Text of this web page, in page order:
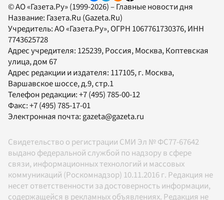
© АО «Газета.Ру» (1999-2026) – Главные новости дня
Название: Газета.Ru (Gazeta.Ru)
Учредитель:АО «Газета.Ру», ОГРН 1067761730376, ИНН
7743625728
Адрес учредителя: 125239, Россия, Москва, Коптевская
улица, дом 67
Адрес редакции и издателя: 117105, г. Москва,
Варшавское шоссе, д.9, стр.1
Телефон редакции:+7 (495) 785-00-12
Факс:+7 (495) 785-17-01
Электронная почта:gazeta@gazeta.ru
Свидетельство о регистрации СМИ Эл № ФС77-67642
выдано федеральной службой по надзору в сфере
связи, информационных технологий и массовых
коммуникаций (Роскомнадзор) 10.11.2016 г. Редакция не
несет ответственности за достоверность информации,
содержащейся в рекламных объявлениях. Редакция не